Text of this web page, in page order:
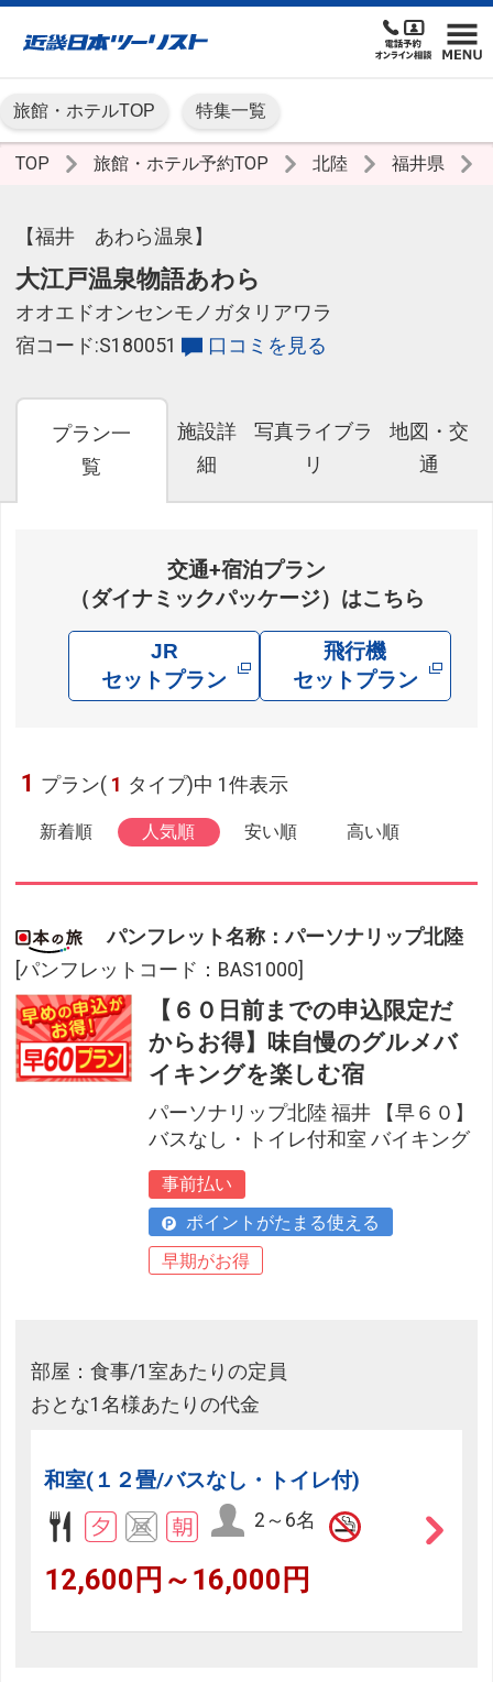
旅館・ホテルTOP 特集一覧
TOP 旅館・ホテル予約TOP 北陸 福井県
【福井 あわら温泉】
大江戸温泉物語あわら
オオエドオンセンモノガタリアワラ
宿コード:S180051
口コミを見る
プラン一
覧
施設詳
細
写真ライブラ
リ
地図・交
通
交通+宿泊プラン
（ダイナミックパッケージ）はこちら
JR
セットプラン
飛行機
セットプラン
1 プラン( 1 タイプ)中 1件表示
新着順 人気順 安い順 高い順
パンフレット名称：パーソナリップ北陸
[パンフレットコード：BAS1000]
【６０日前までの申込限定だ
からお得】味自慢のグルメバ
イキングを楽しむ宿
パーソナリップ北陸 福井 【早６０】
バスなし・トイレ付和室 バイキング
事前払い
ポイントがたまる使える
早期がお得
部屋：食事/1室あたりの定員
おとな1名様あたりの代金
和室(１２畳/バスなし・トイレ付)
2～6名
12,600円～16,000円